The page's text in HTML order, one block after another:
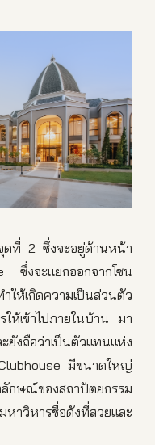
จุดที่ 2 ซึ่งจะอยู่ด้านหน้า
งจะแยกออกจากโซน
ให้เกิดความเป็นส่วนตัว
ให้เข้าไปภายในบ้าน มา
ถือว่าเป็นตัวแทนแห่ง
มีขนาดใหญ่
กษณ์ของสถาปัตยกรรม
วิหารชื่อดังที่สวยและ